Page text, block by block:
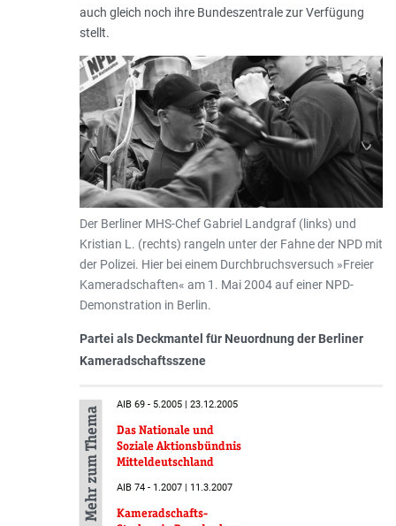
auch gleich noch ihre Bundeszentrale zur Verfügung
stellt.
Der Berliner MHS-Chef Gabriel Landgraf (links) und
Kristian L. (rechts) rangeln unter der Fahne der NPD mit
der Polizei. Hier bei einem Durchbruchsversuch »Freier
Kameradschaften« am 1. Mai 2004 auf einer NPD-
Demonstration in Berlin.
Partei als Deckmantel für Neuordnung der Berliner
Kameradschaftsszene
Mehr zum Thema
AIB 69 - 5.2005 | 23.12.2005
Das Nationale und
Soziale Aktionsbündnis
Mitteldeutschland
AIB 74 - 1.2007 | 11.3.2007
Kameradschafts-